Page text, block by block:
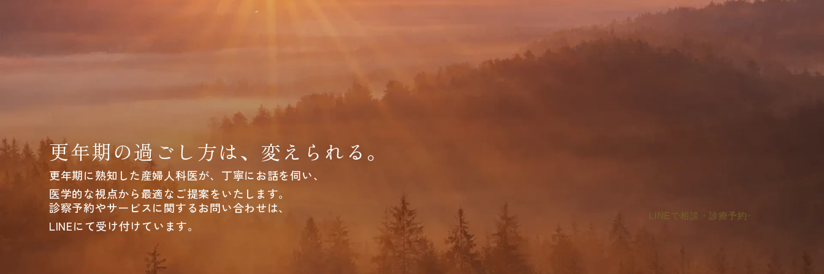
更年期の過ごし方は、変えられる。
更年期に熟知した産婦人科医が、丁寧にお話を伺い、
医学的な視点から最適なご提案をいたします。
診察予約やサービスに関するお問い合わせは、
LINEにて受け付けています。
LINEで相談・診療予約